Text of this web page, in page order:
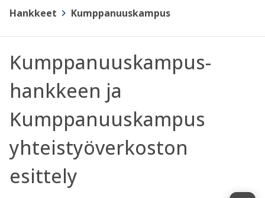
Hankkeet Kumppanuuskampus
Kumppanuuskampus-
hankkeen ja
Kumppanuuskampus
yhteistyöverkoston
esittely